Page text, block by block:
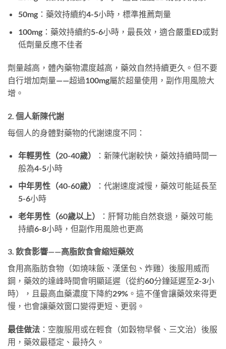
50mg：藥效持續約4-5小時，標準推薦劑量
100mg：藥效持續約5-6小時，最長效，適合嚴重ED或對
低劑量反應不佳者
劑量越高，體內藥物濃度越高，藥效自然持續更久。但不要
自行增加劑量——超過100mg屬於超量使用，副作用風險大
增。
2. 個人新陳代謝
每個人的身體對藥物的代謝速度不同：
年輕男性（20-40歲）
：新陳代謝較快，藥效持續時間一
般為4-5小時
中年男性（40-60歲）
：代謝速度減慢，藥效可能延長至
5-6小時
老年男性（60歲以上）
：肝腎功能自然衰退，藥效可能
持續6-8小時，但副作用風險也更高
3. 飲食影響——高脂飲食會縮短藥效
食用高脂肪食物（如燒味飯、漢堡包、炸雞）後服用威而
鋼，藥效的達峰時間會明顯延遲（從約60分鐘延遲至2-3小
時），且最高血藥濃度下降約29%。這不僅會讓藥效來得更
慢，也會讓藥效窗口變得更短、更弱。
最佳做法 ：空腹服用或在輕食（如穀物早餐、三文治）後服
用，藥效最穩定、最持久。